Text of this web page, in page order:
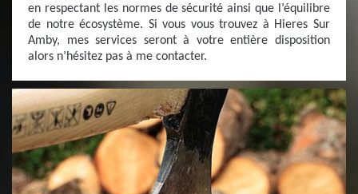
en respectant les normes de sécurité ainsi que l’équilibre
de notre écosystème. Si vous vous trouvez à Hieres Sur
Amby, mes services seront à votre entière disposition
alors n’hésitez pas à me contacter.